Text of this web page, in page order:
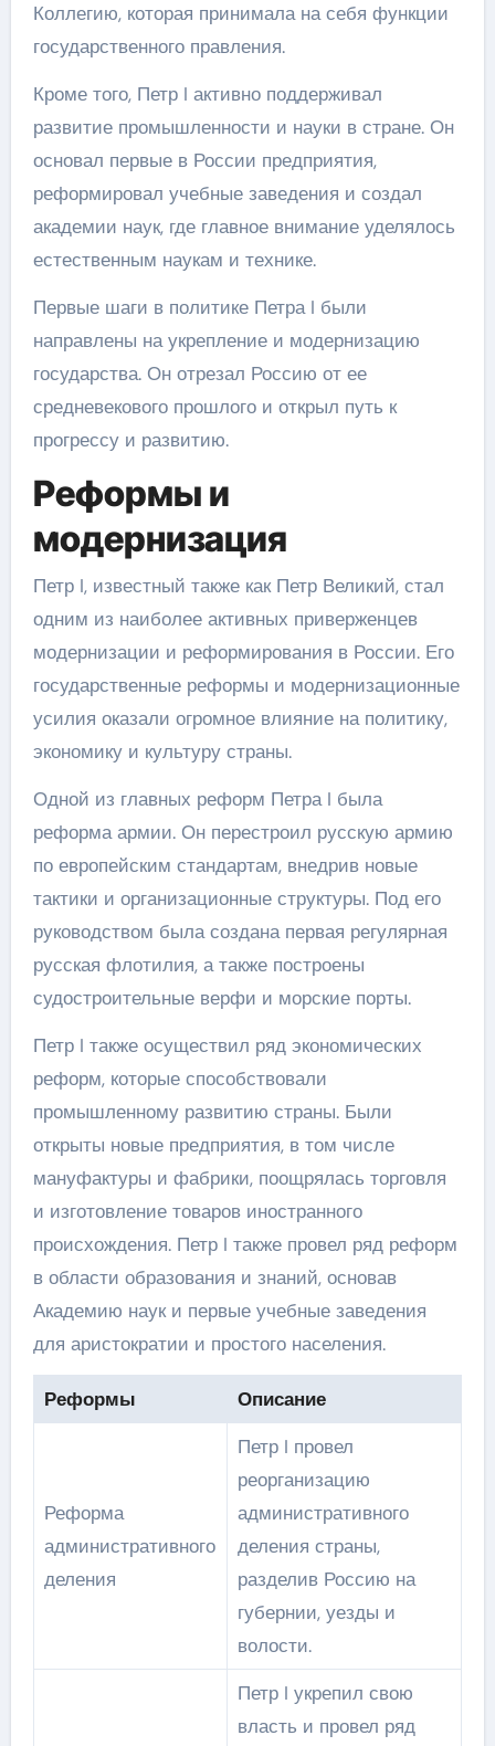
Коллегию, которая принимала на себя функции
государственного правления.
Кроме того, Петр I активно поддерживал
развитие промышленности и науки в стране. Он
основал первые в России предприятия,
реформировал учебные заведения и создал
академии наук, где главное внимание уделялось
естественным наукам и технике.
Первые шаги в политике Петра I были
направлены на укрепление и модернизацию
государства. Он отрезал Россию от ее
средневекового прошлого и открыл путь к
прогрессу и развитию.
Реформы и
модернизация
Петр I, известный также как Петр Великий, стал
одним из наиболее активных приверженцев
модернизации и реформирования в России. Его
государственные реформы и модернизационные
усилия оказали огромное влияние на политику,
экономику и культуру страны.
Одной из главных реформ Петра I была
реформа армии. Он перестроил русскую армию
по европейским стандартам, внедрив новые
тактики и организационные структуры. Под его
руководством была создана первая регулярная
русская флотилия, а также построены
судостроительные верфи и морские порты.
Петр I также осуществил ряд экономических
реформ, которые способствовали
промышленному развитию страны. Были
открыты новые предприятия, в том числе
мануфактуры и фабрики, поощрялась торговля
и изготовление товаров иностранного
происхождения. Петр I также провел ряд реформ
в области образования и знаний, основав
Академию наук и первые учебные заведения
для аристократии и простого населения.
Реформы Описание
Реформа
административного
деления
Петр I провел
реорганизацию
административного
деления страны,
разделив Россию на
губернии, уезды и
волости.
Петр I укрепил свою
власть и провел ряд